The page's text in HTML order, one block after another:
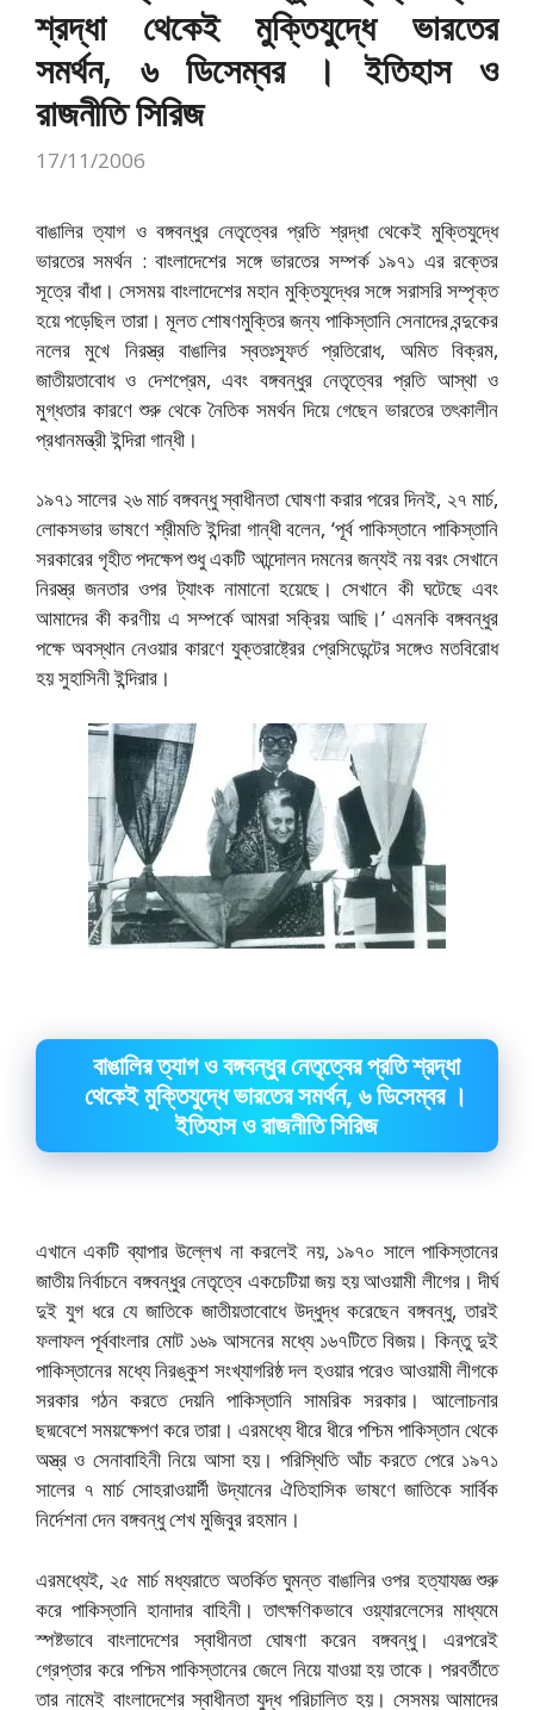
শ্রদ্ধা থেকেই মুক্তিযুদ্ধে ভারতের
সমর্থন, ৬ ডিসেম্বর । ইতিহাস ও
রাজনীতি সিরিজ
17/11/2006
বাঙালির ত্যাগ ও বঙ্গবন্ধুর নেতৃত্বের প্রতি শ্রদ্ধা থেকেই মুক্তিযুদ্ধে
ভারতের সমর্থন : বাংলাদেশের সঙ্গে ভারতের সম্পর্ক ১৯৭১ এর রক্তের
সূত্রে বাঁধা। সেসময় বাংলাদেশের মহান মুক্তিযুদ্ধের সঙ্গে সরাসরি সম্পৃক্ত
হয়ে পড়েছিল তারা। মূলত শোষণমুক্তির জন্য পাকিস্তানি সেনাদের বন্দুকের
নলের মুখে নিরস্ত্র বাঙালির স্বতঃস্ফূর্ত প্রতিরোধ, অমিত বিক্রম,
জাতীয়তাবোধ ও দেশপ্রেম, এবং বঙ্গবন্ধুর নেতৃত্বের প্রতি আস্থা ও
মুগ্ধতার কারণে শুরু থেকে নৈতিক সমর্থন দিয়ে গেছেন ভারতের তৎকালীন
প্রধানমন্ত্রী ইন্দিরা গান্ধী।
১৯৭১ সালের ২৬ মার্চ বঙ্গবন্ধু স্বাধীনতা ঘোষণা করার পরের দিনই, ২৭ মার্চ,
লোকসভার ভাষণে শ্রীমতি ইন্দিরা গান্ধী বলেন, ‘পূর্ব পাকিস্তানে পাকিস্তানি
সরকারের গৃহীত পদক্ষেপ শুধু একটি আন্দোলন দমনের জন্যই নয় বরং সেখানে
নিরস্ত্র জনতার ওপর ট্যাংক নামানো হয়েছে। সেখানে কী ঘটেছে এবং
আমাদের কী করণীয় এ সম্পর্কে আমরা সক্রিয় আছি।’ এমনকি বঙ্গবন্ধুর
পক্ষে অবস্থান নেওয়ার কারণে যুক্তরাষ্ট্রের প্রেসিডেন্টের সঙ্গেও মতবিরোধ
হয় সুহাসিনী ইন্দিরার।
বাঙালির ত্যাগ ও বঙ্গবন্ধুর নেতৃত্বের প্রতি শ্রদ্ধা
থেকেই মুক্তিযুদ্ধে ভারতের সমর্থন, ৬ ডিসেম্বর ।
ইতিহাস ও রাজনীতি সিরিজ
এখানে একটি ব্যাপার উল্লেখ না করলেই নয়, ১৯৭০ সালে পাকিস্তানের
জাতীয় নির্বাচনে বঙ্গবন্ধুর নেতৃত্বে একচেটিয়া জয় হয় আওয়ামী লীগের। দীর্ঘ
দুই যুগ ধরে যে জাতিকে জাতীয়তাবোধে উদ্ধুদ্ধ করেছেন বঙ্গবন্ধু, তারই
ফলাফল পূর্ববাংলার মোট ১৬৯ আসনের মধ্যে ১৬৭টিতে বিজয়। কিন্তু দুই
পাকিস্তানের মধ্যে নিরঙ্কুশ সংখ্যাগরিষ্ঠ দল হওয়ার পরেও আওয়ামী লীগকে
সরকার গঠন করতে দেয়নি পাকিস্তানি সামরিক সরকার। আলোচনার
ছদ্মবেশে সময়ক্ষেপণ করে তারা। এরমধ্যে ধীরে ধীরে পশ্চিম পাকিস্তান থেকে
অস্ত্র ও সেনাবাহিনী নিয়ে আসা হয়। পরিস্থিতি আঁচ করতে পেরে ১৯৭১
সালের ৭ মার্চ সোহরাওয়ার্দী উদ্যানের ঐতিহাসিক ভাষণে জাতিকে সার্বিক
নির্দেশনা দেন বঙ্গবন্ধু শেখ মুজিবুর রহমান।
এরমধ্যেই, ২৫ মার্চ মধ্যরাতে অতর্কিত ঘুমন্ত বাঙালির ওপর হত্যাযজ্ঞ শুরু
করে পাকিস্তানি হানাদার বাহিনী। তাৎক্ষণিকভাবে ওয়্যারলেসের মাধ্যমে
স্পষ্টভাবে বাংলাদেশের স্বাধীনতা ঘোষণা করেন বঙ্গবন্ধু। এরপরেই
গ্রেপ্তার করে পশ্চিম পাকিস্তানের জেলে নিয়ে যাওয়া হয় তাকে। পরবর্তীতে
তার নামেই বাংলাদেশের স্বাধীনতা যুদ্ধ পরিচালিত হয়। সেসময় আমাদের